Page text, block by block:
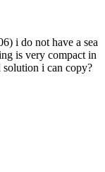
i do not have a sea
is very compact in
i can copy?